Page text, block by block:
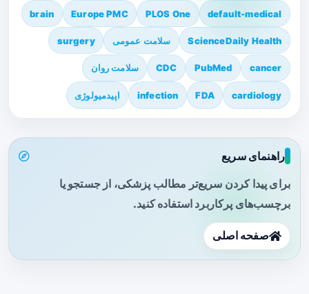
default-medical
PLOS One
Europe PMC
brain
ScienceDaily Health سلامت عمومی surgery
cancer
PubMed
CDC سلامت روان
cardiology
FDA
infection اپیدمیولوژی
راهنمای سریع
برای پیدا کردن سریع‌تر مطالب پزشکی، از جستجو یا
برچسب‌های پرکاربرد استفاده کنید.
صفحه اصلی